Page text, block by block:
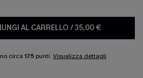
AL CARRELLO /35,00 €
circa 175 punti. Visualizza dettagli